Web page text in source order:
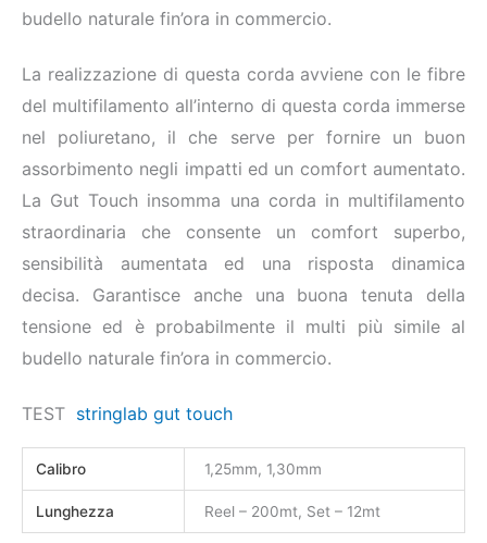
budello naturale fin’ora in commercio.
La realizzazione di questa corda avviene con le fibre
del multifilamento all’interno di questa corda immerse
nel poliuretano, il che serve per fornire un buon
assorbimento negli impatti ed un comfort aumentato.
La Gut Touch insomma una corda in multifilamento
straordinaria che consente un comfort superbo,
sensibilità aumentata ed una risposta dinamica
decisa. Garantisce anche una buona tenuta della
tensione ed è probabilmente il multi più simile al
budello naturale fin’ora in commercio.
TEST stringlab gut touch
Calibro 1,25mm, 1,30mm
Lunghezza Reel – 200mt, Set – 12mt